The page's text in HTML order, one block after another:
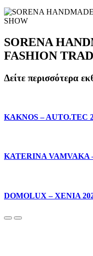
SORENA
FASHION
Δείτε περισσότερα
KAKNOS – AUTO.TEC
KATERINA VAMVAKA
DOMOLUX – XENIA